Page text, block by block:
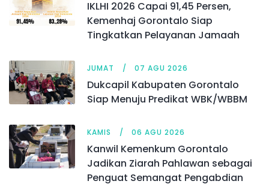
IKLHI 2026 Capai 91,45 Persen,
Kemenhaj Gorontalo Siap
Tingkatkan Pelayanan Jamaah
JUMAT 07 AGU 2026
Dukcapil Kabupaten Gorontalo
Siap Menuju Predikat WBK/WBBM
KAMIS 06 AGU 2026
Kanwil Kemenkum Gorontalo
Jadikan Ziarah Pahlawan sebagai
Penguat Semangat Pengabdian